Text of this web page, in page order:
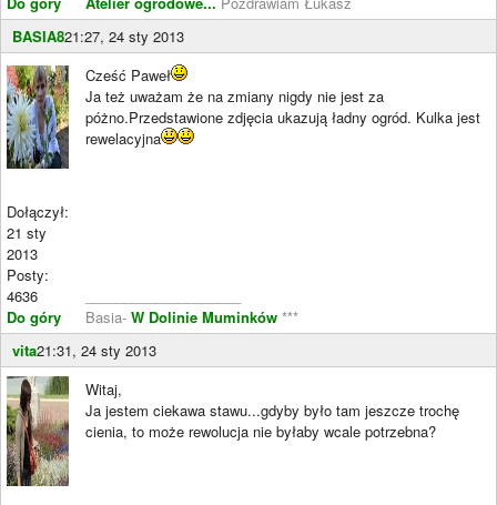
BASIA821:27, 24 sty 2013
Dołączył:
21 sty
2013
Posty:
4636
Do góry
Cześć Paweł
Ja też uważam że na zmiany nigdy nie jest za
póżno.Przedstawione zdjęcia ukazują ładny ogród. Kulka jest
rewelacyjna
Basia- W Dolinie Muminków ***
vita21:31, 24 sty 2013
Witaj,
Ja jestem ciekawa stawu...gdyby było tam jeszcze trochę
cienia, to może rewolucja nie byłaby wcale potrzebna?